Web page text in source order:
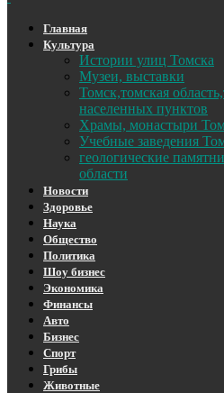
Главная
Культура
Истории улиц Томска
Музеи, выставки
Томск,томская
населенных пунктов
Храмы, монастыри
Учебные заведения
геологические
области
Новости
Здоровье
Наука
Общество
Политика
Шоу бизнес
Экономика
Финансы
Авто
Бизнес
Спорт
Грибы
Животные